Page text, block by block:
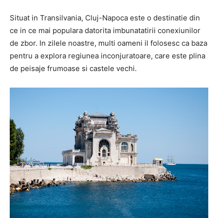
Situat in Transilvania, Cluj-Napoca este o destinatie din
ce in ce mai populara datorita imbunatatirii conexiunilor
de zbor. In zilele noastre, multi oameni il folosesc ca baza
pentru a explora regiunea inconjuratoare, care este plina
de peisaje frumoase si castele vechi.